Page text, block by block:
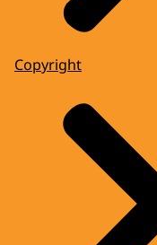
Copyright